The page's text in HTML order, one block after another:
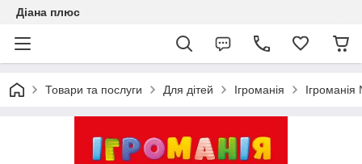
Діана плюс
Товари та послуги Для дітей Ігроманія